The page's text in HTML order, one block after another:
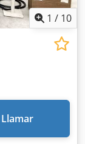
1 / 10
Llamar